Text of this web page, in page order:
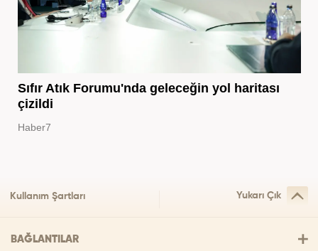
Sıfır Atık Forumu'nda geleceğin yol haritası
çizildi
Haber7
Kullanım Şartları Yukarı Çık
BAĞLANTILAR